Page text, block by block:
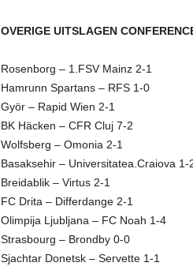
OVERIGE UITSLAGEN
Rosenborg – 1.FSV Mainz 2-1
Hamrunn Spartans – RFS 1-0
Györ – Rapid Wien 2-1
BK Häcken – CFR Cluj 7-2
Wolfsberg – Omonia 2-1
Basaksehir – Universitatea.Craiova 1-
Breidablik – Virtus 2-1
FC Drita – Differdange 2-1
Olimpija Ljubljana – FC Noah 1-4
Strasbourg – Brondby 0-0
Sjachtar Donetsk – Servette 1-1